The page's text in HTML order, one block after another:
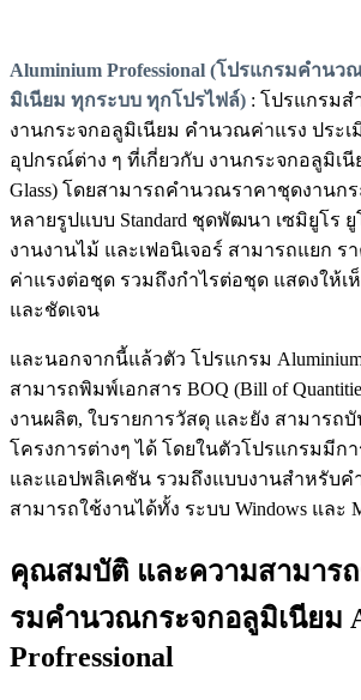
Aluminium Professional (โปรแกรมคำน
มิเนียม ทุกระบบ ทุกโปรไฟล์) : โปรแกรม
งานกระจกอลูมิเนียม คำนวณค่าแรง ประเ
อุปกรณ์ต่าง ๆ ที่เกี่ยวกับ งานกระจกอลูมิเนี
Glass) โดยสามารถคำนวณราคาชุดงานก
หลายรูปแบบ Standard ชุดพัฒนา เซมิยูโร
งานงานไม้ และเฟอนิเจอร์ สามารถแยก
ค่าแรงต่อชุด รวมถึงกำไรต่อชุด แสดงให้เ
และชัดเจน
และนอกจากนี้แล้วตัว โปรแกรม Aluminium
สามารถพิมพ์เอกสาร BOQ (Bill of
งานผลิต, ใบรายการวัสดุ และยัง สามารถ
โครงการต่างๆ ได้ โดยในตัวโปรแกรมมีกา
และแอปพลิเคชัน รวมถึงแบบงานสำหรับค
สามารถใช้งานได้ทั้ง ระบบ Windows และ
คุณสมบัติ และความสามาร
รมคํานวณกระจกอลูมิเนียม
Profressional